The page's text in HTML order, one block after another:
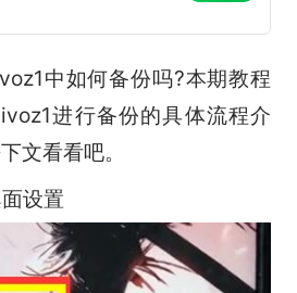
中如何备份吗?本期教程
进行备份的具体流程介
文看看吧。
设置